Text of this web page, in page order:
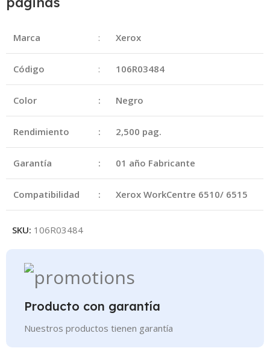
Marca : Xerox
Código : 106R03484
Color : Negro
Rendimiento : 2,500 pag.
Garantía : 01 año Fabricante
Compatibilidad : Xerox WorkCentre 6510/ 6515
SKU: 106R03484
Producto con garantía
Nuestros productos tienen garantía